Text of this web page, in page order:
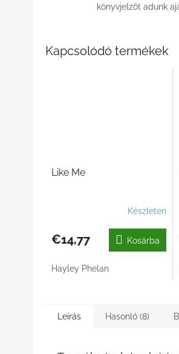
könyvjelzőt adunk
Kapcsolódó termékek
Like Me
Készleten
€14,77 Kosárba
Hayley Phelan
Leírás Hasonló (8)